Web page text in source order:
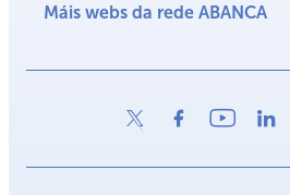
Máis webs da rede ABANCA